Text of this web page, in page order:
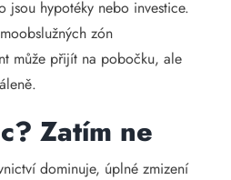
jsou hypotéky nebo investice.
zón
může přijít na pobočku, ale
Zatím ne
dominuje, úplné zmizení